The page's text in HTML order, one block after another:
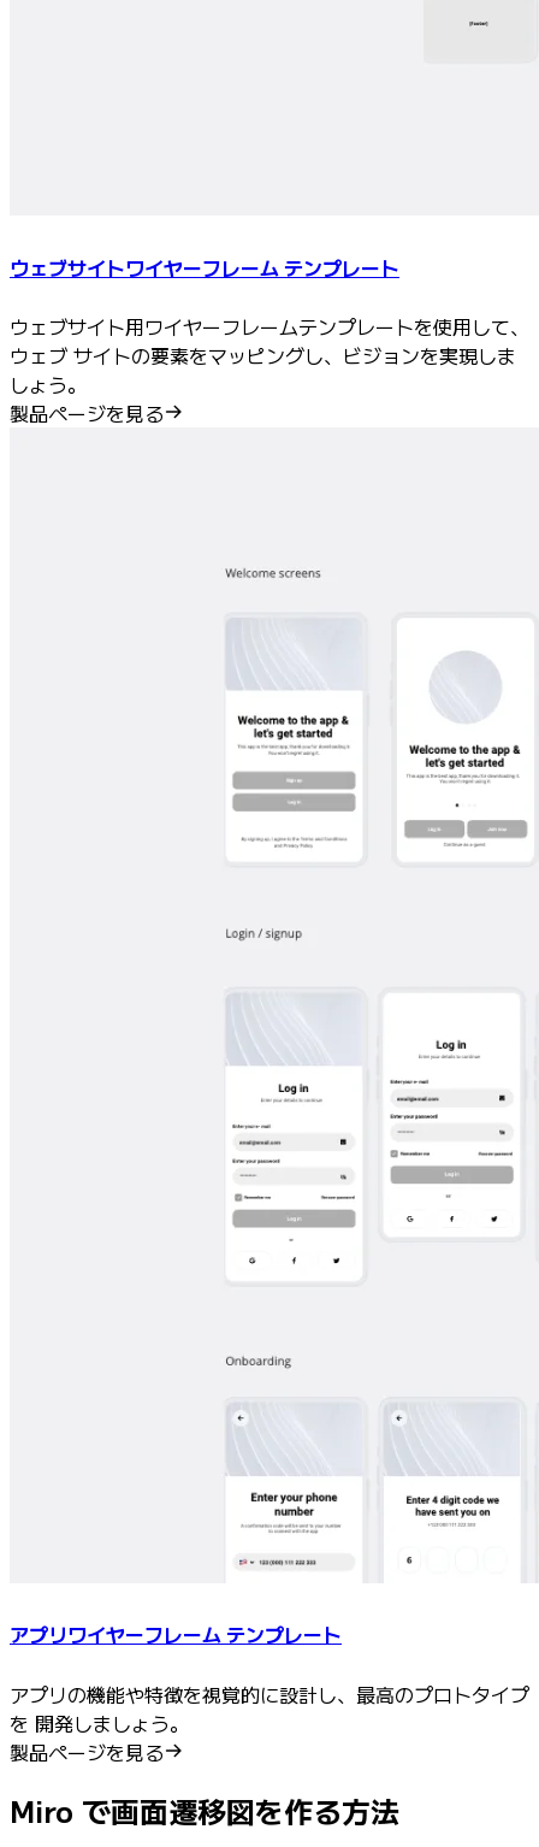
ウェブサイトワイヤーフレーム テンプレート
ウェブサイト用ワイヤーフレームテンプレートを使用して、
ウェブ サイトの要素をマッピングし、ビジョンを実現しま
しょう。
製品ページを見る
アプリワイヤーフレーム テンプレート
アプリの機能や特徴を視覚的に設計し、最高のプロトタイプ
を 開発しましょう。
製品ページを見る
Miro で画面遷移図を作る方法